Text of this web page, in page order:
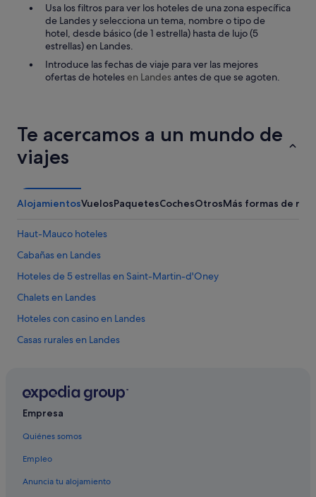
Usa los filtros para ver los hoteles de una zona específica
de Landes y selecciona un tema, nombre o tipo de
hotel, desde básico (de 1 estrella) hasta de lujo (5
estrellas) en Landes.
Introduce las fechas de viaje para ver las mejores
ofertas de hotelesen Landes antes de que se agoten.
Te acercamos a un mundo de
viajes
AlojamientosVuelosPaquetesCochesOtrosMás formas de
Haut-Mauco hoteles
Cabañas en Landes
Hoteles de 5 estrellas en Saint-Martin-d'Oney
Chalets en Landes
Hoteles con casino en Landes
Casas rurales en Landes
Cauna hoteles
Saint-Justin hoteles
Geloux hoteles
Empresa
Quiénes somos
Empleo
Anuncia tu alojamiento